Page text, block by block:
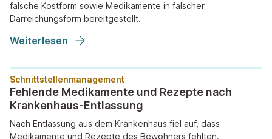
falsche Kostform sowie Medikamente in falscher
Darreichungsform bereitgestellt.
Weiterlesen
Schnittstellenmanagement
Fehlende Medikamente und Rezepte nach
Krankenhaus-Entlassung
Nach Entlassung aus dem Krankenhaus fiel auf, dass
Medikamente und Rezepte des Bewohners fehlten.